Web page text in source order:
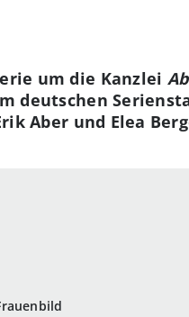
um die Kanzlei
deutschen
Aber und Elea